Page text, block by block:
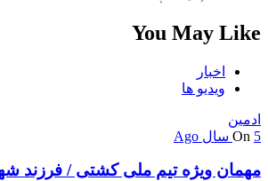
You May Like
اخبار
ویدیو ها
ادمین
On 5 سال Ago
مهمان ویژه تیم ملی کشتی / فرزند